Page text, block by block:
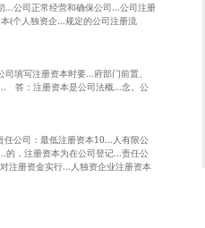
...公司正常经营和确保公司...公司注册
(个人独资企...规定的公司注册流
填写注册资本时要...府部门前置、
答：注册资本是公司法概...念。公
公司：最低注册资本10...人有限公
，注册资本为在公司登记...责任公
册资金实行...人独资企业注册资本